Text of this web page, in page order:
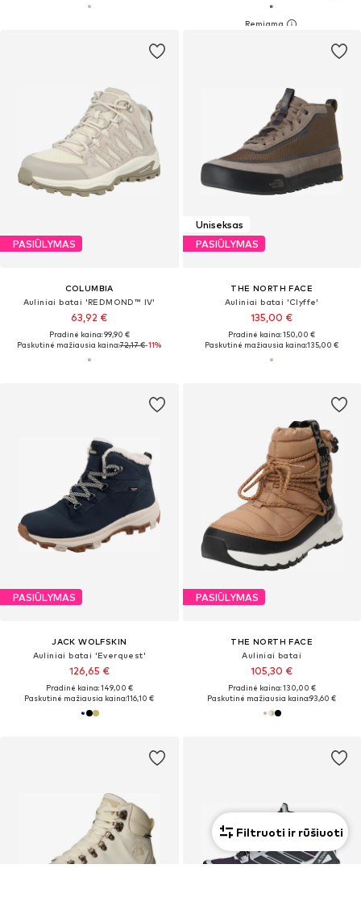
PASIŪLYMAS
COLUMBIA
Auliniai batai 'REDMOND™ IV'
63,92 €
Pradinė kaina: 99,90 €
Paskutinė mažiausia kaina:72,17 €-11%
Uniseksas
PASIŪLYMAS
THE NORTH FACE
Auliniai batai 'Clyffe'
135,00 €
Pradinė kaina: 150,00 €
Paskutinė mažiausia kaina:135,00 €
PASIŪLYMAS
JACK WOLFSKIN
Auliniai batai 'Everquest'
126,65 €
Pradinė kaina: 149,00 €
Paskutinė mažiausia kaina:116,10 €
PASIŪLYMAS
THE NORTH FACE
Auliniai batai
105,30 €
Pradinė kaina: 130,00 €
Paskutinė mažiausia kaina:93,60 €
Filtruoti ir rūšiuoti